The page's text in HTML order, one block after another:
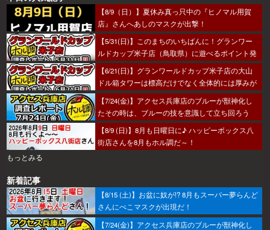
【8/9（日）】夏休み真っ只中の『ヒノマル用賀
店』さんへあしのマスクが出撃！
【5/31(日)】このまちのいちばんに！グランワー
ルドカップ米子店（鳥取県）に遊べるポイント発
見！？
【6/21(日)】グランワールドカップ米子店の大山
ドル箱タワーは標高だけでなく全体的には厚みが
あった～！
【7/24(金)】アクセス兵庫店のブルーが獣神化し
たその時は、ブルーの技を意識して立ち回ろう
ぞ！
【8/9 (日)】8月も日曜日に♪ ハッピーボックス八
街店さんを8月もホル調だ～！
もっとみる
新着記事
【8/15 (土)】お盆に奴が!? 8月もスーパー夢らんど
さんにぺこマスクが出現だ！
【7/24(金)】アクセス兵庫店のブルーが獣神化し